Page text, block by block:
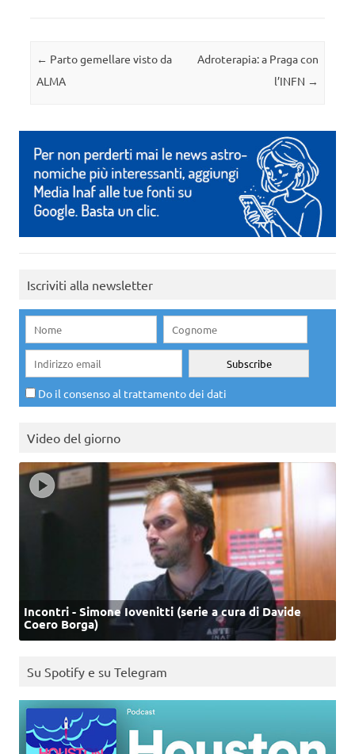
Navigazione articolo
← Parto gemellare visto da
ALMA
Adroterapia: a Praga con
l’INFN →
Iscriviti alla newsletter
Do il consenso al trattamento dei dati
Video del giorno
Incontri - Simone Iovenitti (serie a cura di Davide
Coero Borga)
Su Spotify e su Telegram